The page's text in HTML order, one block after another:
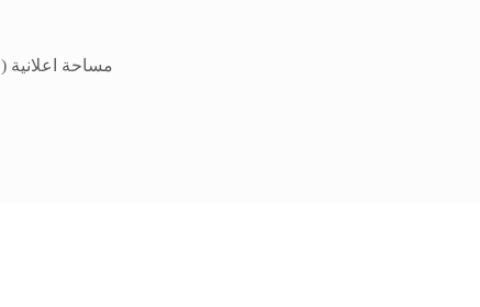
مساحة اعلانية (ADS)